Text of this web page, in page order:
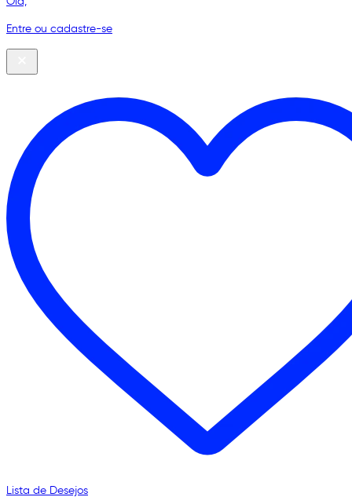
Entre ou cadastre-se
Lista de Desejos